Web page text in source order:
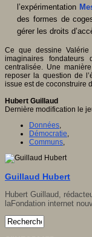
l’expérimentation
des formes de
gérer les droits
Ce que dessine
imaginaires
centralisée. Une
reposer la question de
issue est de coconstruire
Hubert Guillaud
Dernière modification le
Données,
Démocratie,
Communs,
Guillaud Hubert
Hubert Guillaud,
laFondation internet